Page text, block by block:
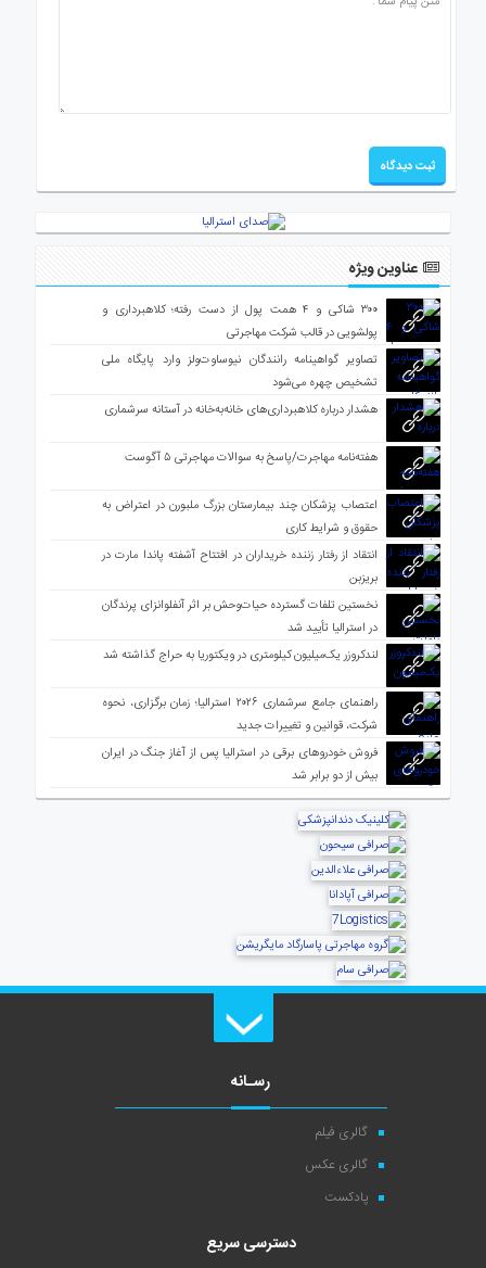
عناوین ویژه
۳۰۰ شاکی و ۴ همت پول از دست رفته؛ کلاهبرداری و
پولشویی در قالب شرکت مهاجرتی
تصاویر گواهینامه رانندگان نیوساوت‌ولز وارد پایگاه ملی
تشخیص چهره می‌شود
هشدار درباره کلاهبرداری‌های خانه‌به‌خانه در آستانه سرشماری
هفته‌نامه مهاجرت/پاسخ به سوالات مهاجرتی ۵ آگوست
اعتصاب پزشکان چند بیمارستان بزرگ ملبورن در اعتراض به
حقوق و شرایط کاری
انتقاد از رفتار زننده خریداران در افتتاح آشفته پاندا مارت در
بریزبن
نخستین تلفات گسترده حیات‌وحش بر اثر آنفلوانزای پرندگان
در استرالیا تأیید شد
لندکروزر یک‌میلیون کیلومتری در ویکتوریا به حراج گذاشته شد
راهنمای جامع سرشماری ۲۰۲۶ استرالیا؛ زمان برگزاری، نحوه
شرکت، قوانین و تغییرات جدید
فروش خودروهای برقی در استرالیا پس از آغاز جنگ در ایران
بیش از دو برابر شد
رسـانه
گالری فیلم
گالری عکس
پادکست
دسترسی سریع